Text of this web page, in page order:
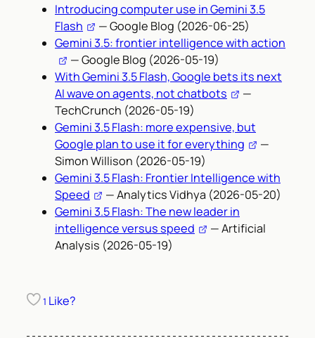
Introducing computer use in Gemini 3.5
Flash
— Google Blog (2026-06-25)
Gemini 3.5: frontier intelligence with action
— Google Blog (2026-05-19)
With Gemini 3.5 Flash, Google bets its next
AI wave on agents, not chatbots
—
TechCrunch (2026-05-19)
Gemini 3.5 Flash: more expensive, but
Google plan to use it for everything
—
Simon Willison (2026-05-19)
Gemini 3.5 Flash: Frontier Intelligence with
Speed
— Analytics Vidhya (2026-05-20)
Gemini 3.5 Flash: The new leader in
intelligence versus speed
— Artificial
Analysis (2026-05-19)
1 Like?